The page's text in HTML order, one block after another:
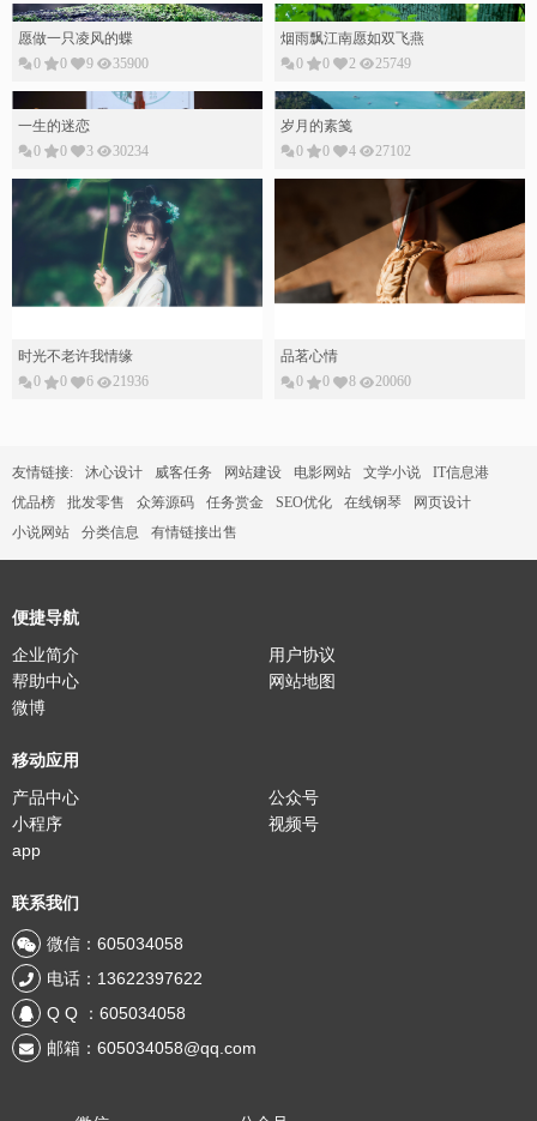
愿做一只凌风的蝶
0
0 9 35900
烟雨飘江南愿如双飞燕
0
0 2 25749
一生的迷恋
0
0 3 30234
岁月的素䇳
0
0 4 27102
时光不老许我情缘
0
0 6 21936
品茗心情
0
0 8 20060
友情链接: 沐心设计 威客任务 网站建设 电影网站 文学小说
IT信息港
优品榜
批发零售 众筹源码 任务赏金 SEO优化 在线钢琴
网页设计
小说网站
分类信息 有情链接出售
便捷导航
企业简介
用户协议
帮助中心
网站地图
微博
移动应用
产品中心
公众号
小程序
视频号
app
联系我们
微信：605034058
电话：13622397622
Q Q ：605034058
邮箱：605034058@qq.com